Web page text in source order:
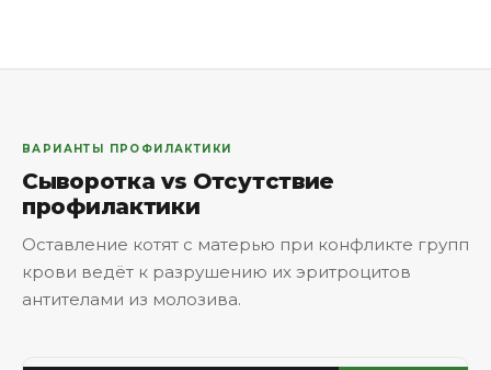
ВАРИАНТЫ ПРОФИЛАКТИКИ
Сыворотка vs Отсутствие
профилактики
Оставление котят с матерью при конфликте групп
крови ведёт к разрушению их эритроцитов
антителами из молозива.